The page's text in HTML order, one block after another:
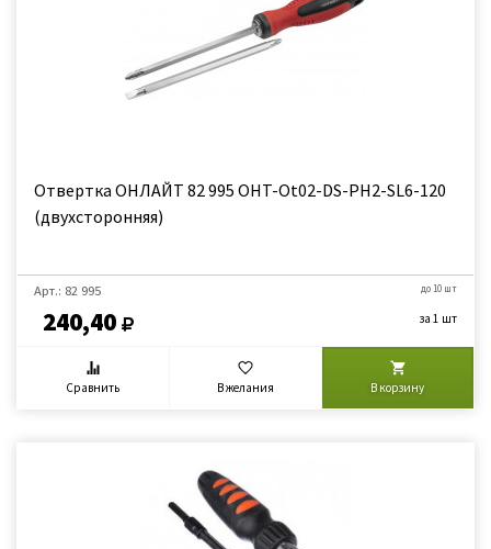
Отвертка ОНЛАЙТ 82 995 OHT-Оt02-DS-PH2-SL6-120
(двухсторонняя)
Арт.: 82 995
240,40
до 10 шт
за 1 шт
Сравнить В желания В корзину